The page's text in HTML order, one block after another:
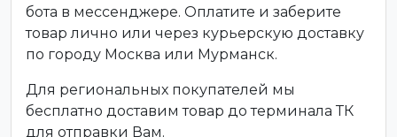
бота в мессенджере. Оплатите и заберите
товар лично или через курьерскую доставку
по городу Москва или Мурманск.
Для региональных покупателей мы
бесплатно доставим товар до терминала ТК
для отправки Вам.